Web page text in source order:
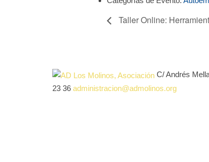
Taller Online:
C/ Andrés
23 36 administracion@admolinos.org